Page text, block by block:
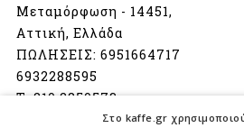
Μεταμόρφωση - 14451,
Αττική, Ελλάδα
ΠΩΛΗΣΕΙΣ: 6951664717
6932288595
Τ:210 2850573
info@kaffe.grΣτο kaffe.gr